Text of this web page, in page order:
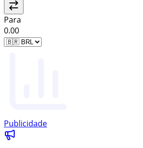
Para
0.00
Publicidade